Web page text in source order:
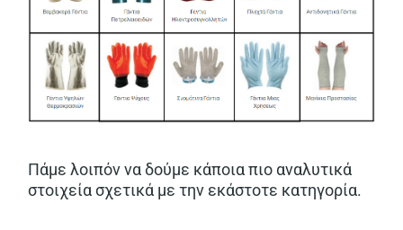
Πάμε λοιπόν να δούμε κάποια πιο αναλυτικά
στοιχεία σχετικά με την εκάστοτε κατηγορία.